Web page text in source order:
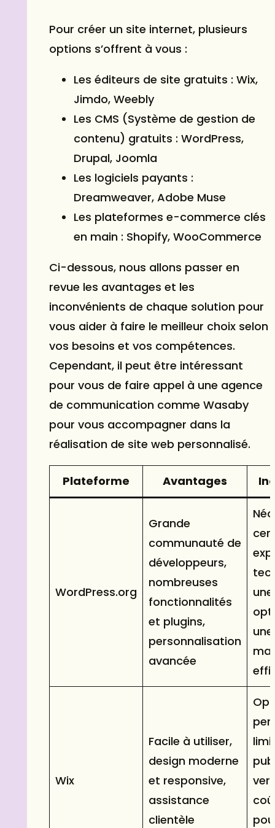
Pour créer un site internet, plusieurs
options s’offrent à vous :
Les éditeurs de site gratuits : Wix,
Jimdo, Weebly
Les CMS (Système de gestion de
contenu) gratuits : WordPress,
Drupal, Joomla
Les logiciels payants :
Dreamweaver, Adobe Muse
Les plateformes e-commerce clés
en main : Shopify, WooCommerce
Ci-dessous, nous allons passer en
revue les avantages et les
inconvénients de chaque solution pour
vous aider à faire le meilleur choix selon
vos besoins et vos compétences.
Cependant, il peut être intéressant
pour vous de faire appel à une agence
de communication comme Wasaby
pour vous accompagner dans la
réalisation de site web personnalisé.
Plateforme Avantages
WordPress.org
Grande
communauté de
développeurs,
nombreuses
fonctionnalités
et plugins,
personnalisation
avancée
une
une
Wix
Facile à utiliser,
design moderne
et responsive,
assistance
clientèle